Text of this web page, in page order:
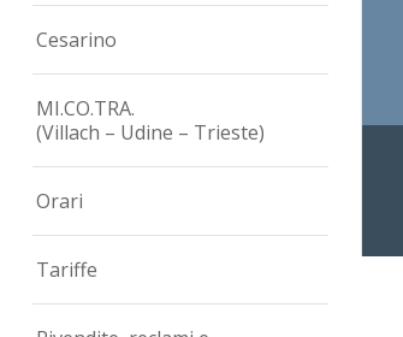
Cesarino
MI.CO.TRA.
(Villach – Udine – Trieste)
Orari
Tariffe